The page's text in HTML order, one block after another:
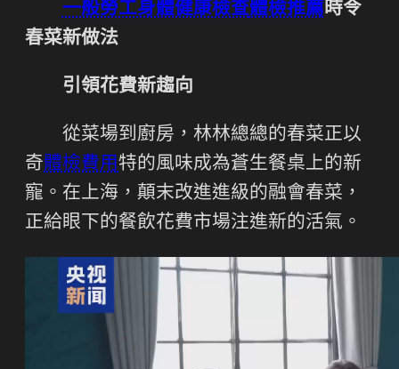
一般勞工身體健康檢查體檢推薦時令
春菜新做法
引領花費新趨向
從菜場到廚房，林林總總的春菜正以
奇體檢費用特的風味成為蒼生餐桌上的新
寵。在上海，顛末改進進級的融會春菜，
正給眼下的餐飲花費市場注進新的活氣。